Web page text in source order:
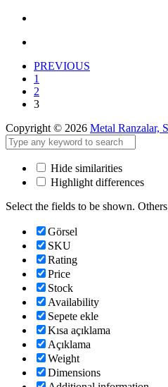
PREVIOUS
1
2
3
Copyright © 2026 Metal Ranzalar,
Hide similarities
Highlight differences
Select the fields to be shown.
Görsel
SKU
Rating
Price
Stock
Availability
Sepete ekle
Kısa açıklama
Açıklama
Weight
Dimensions